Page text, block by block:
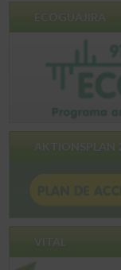
ECOGUAJIRA
AKTIONSPLAN
VITAL